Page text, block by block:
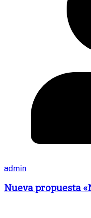
admin
Nueva propuesta